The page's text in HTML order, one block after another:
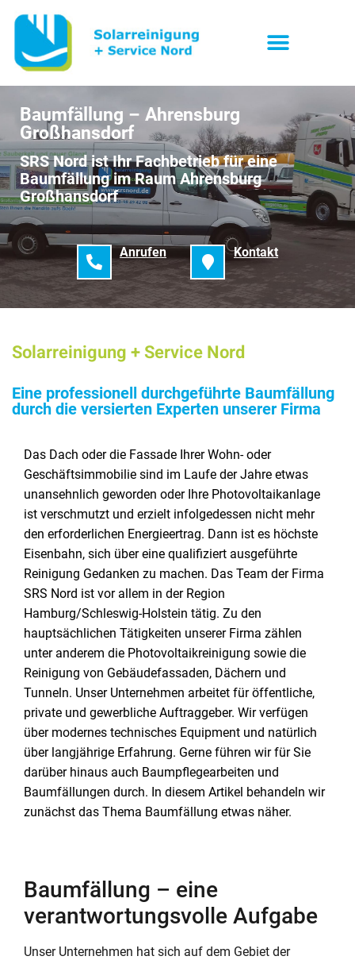
Baumfällung – Ahrensburg
Großhansdorf
SRS Nord ist Ihr Fachbetrieb für eine
Baumfällung im Raum Ahrensburg
Großhansdorf
Anrufen Kontakt
Solarreinigung + Service Nord
Eine professionell durchgeführte Baumfällung
durch die versierten Experten unserer Firma
Das Dach oder die Fassade Ihrer Wohn- oder
Geschäftsimmobilie sind im Laufe der Jahre etwas
unansehnlich geworden oder Ihre Photovoltaikanlage
ist verschmutzt und erzielt infolgedessen nicht mehr
den erforderlichen Energieertrag. Dann ist es höchste
Eisenbahn, sich über eine qualifiziert ausgeführte
Reinigung Gedanken zu machen. Das Team der Firma
SRS Nord ist vor allem in der Region
Hamburg/Schleswig-Holstein tätig. Zu den
hauptsächlichen Tätigkeiten unserer Firma zählen
unter anderem die Photovoltaikreinigung sowie die
Reinigung von Gebäudefassaden, Dächern und
Tunneln. Unser Unternehmen arbeitet für öffentliche,
private und gewerbliche Auftraggeber. Wir verfügen
über modernes technisches Equipment und natürlich
über langjährige Erfahrung. Gerne führen wir für Sie
darüber hinaus auch Baumpflegearbeiten und
Baumfällungen durch. In diesem Artikel behandeln wir
zunächst das Thema Baumfällung etwas näher.
Baumfällung – eine
verantwortungsvolle Aufgabe
Unser Unternehmen hat sich auf dem Gebiet der